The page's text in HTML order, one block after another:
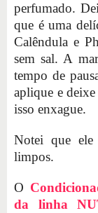
perfumado.
que é uma
Calêndula e
sem sal. A
tempo de
aplique e
isso enxague.
Notei que
limpos.
O
da linha